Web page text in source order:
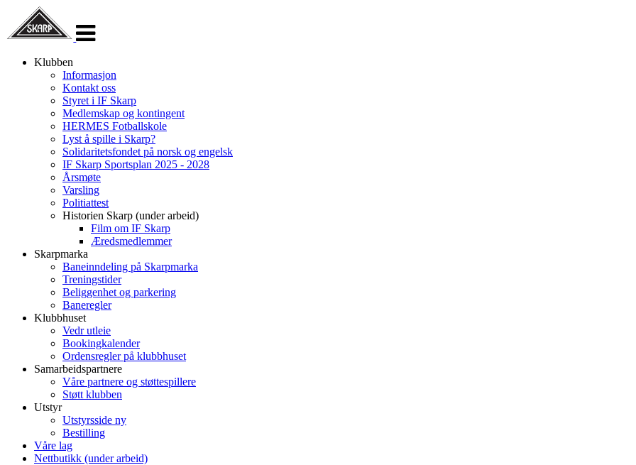
navigasjon
Klubben
Informasjon
Kontakt oss
Styret i IF Skarp
Medlemskap og kontingent
HERMES Fotballskole
Lyst å spille i Skarp?
Solidaritetsfondet på norsk og engelsk
IF Skarp Sportsplan 2025 - 2028
Årsmøte
Varsling
Politiattest
Historien Skarp (under arbeid)
Film om IF Skarp
Æredsmedlemmer
Skarpmarka
Baneinndeling på Skarpmarka
Treningstider
Beliggenhet og parkering
Baneregler
Klubbhuset
Vedr utleie
Bookingkalender
Ordensregler på klubbhuset
Samarbeidspartnere
Våre partnere og støttespillere
Støtt klubben
Utstyr
Utstyrsside ny
Bestilling
Våre lag
Nettbutikk (under arbeid)